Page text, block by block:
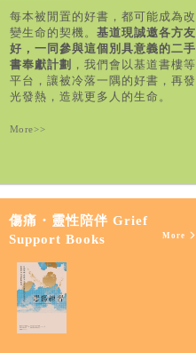
每本被閒置的好書，都可能成為改
變生命的契機。 基道現誠邀各方友
好，一同參與這個別具意義的二手
書奉獻計劃 ，我們會以基道書樓等
平台，讓被冷落一隅的好書，再發
光發熱，造就更多人的生命。
More>>
傷痛・靈性陪伴 Grief
Support Books
More